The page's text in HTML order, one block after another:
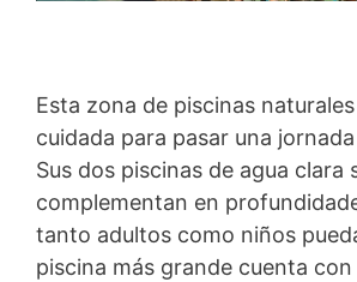
Esta zona de piscinas
cuidada para pasar una
Sus dos piscinas de agua clara
complementan en
tanto adultos como niños
piscina más grande cuenta con